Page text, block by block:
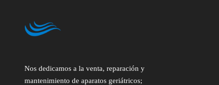
Nos dedicamos a la venta, reparación y
mantenimiento de aparatos geriátricos;